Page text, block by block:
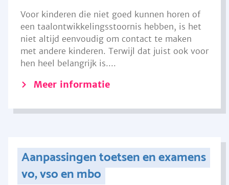
Voor kinderen die niet goed kunnen horen of
een taalontwikkelingsstoornis hebben, is het
niet altijd eenvoudig om contact te maken
met andere kinderen. Terwijl dat juist ook voor
hen heel belangrijk is....
Meer informatie
Aanpassingen toetsen en examens
vo, vso en mbo